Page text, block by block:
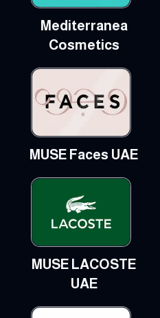
Mediterranea
Cosmetics
MUSE Faces UAE
MUSE LACOSTE
UAE